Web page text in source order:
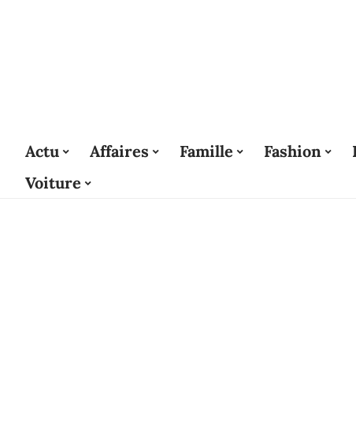
Actu Affaires Famille Fashion
Voiture